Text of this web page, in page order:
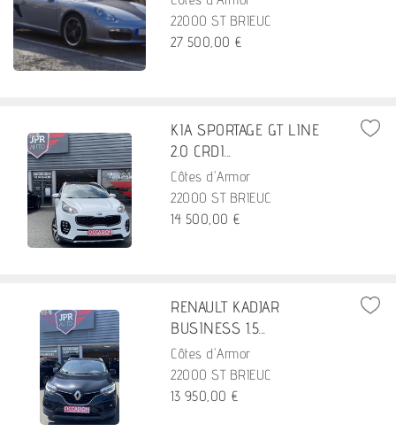
22000 ST BRIEUC
27 500,00 €
KIA SPORTAGE GT LINE
2.0 CRDI...
Côtes d'Armor
22000 ST BRIEUC
14 500,00 €
RENAULT KADJAR
BUSINESS 1.5...
Côtes d'Armor
22000 ST BRIEUC
13 950,00 €